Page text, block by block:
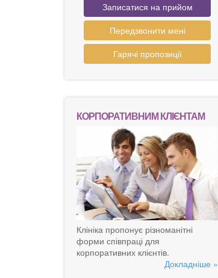
Записатися на прийом
Передзвонити мені
Гарячі пропозиції
КОРПОРАТИВНИМ КЛІЄНТАМ
Клініка пропонує різноманітні
форми співпраці для
корпоративних клієнтів.
Докладніше »